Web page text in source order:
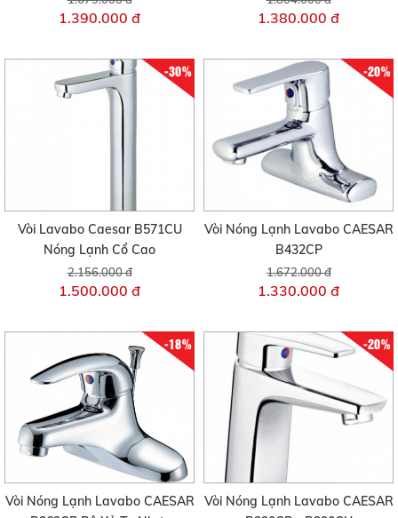
1.390.000 đ 1.380.000 đ
-30%
Vòi Lavabo Caesar B571CU
Nóng Lạnh Cổ Cao
2.156.000 đ
1.500.000 đ
-20%
Vòi Nóng Lạnh Lavabo CAESAR
B432CP
1.672.000 đ
1.330.000 đ
-18%
Vòi Nóng Lạnh Lavabo CAESAR
-20%
Vòi Nóng Lạnh Lavabo CAESAR